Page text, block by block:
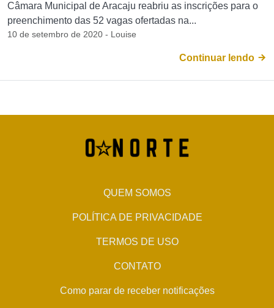
Câmara Municipal de Aracaju reabriu as inscrições para o
preenchimento das 52 vagas ofertadas na...
10 de setembro de 2020 - Louise
Continuar lendo
QUEM SOMOS
POLÍTICA DE PRIVACIDADE
TERMOS DE USO
CONTATO
Como parar de receber notificações